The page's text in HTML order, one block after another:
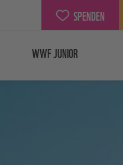
SPENDEN
WWF JUNIOR